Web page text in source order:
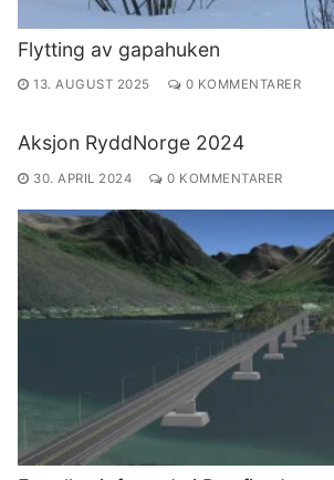
Flytting av gapahuken
13. AUGUST 2025 0 KOMMENTARER
Aksjon RyddNorge 2024
30. APRIL 2024 0 KOMMENTARER